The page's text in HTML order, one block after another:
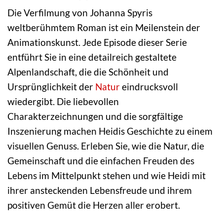
Die Verfilmung von Johanna Spyris
weltberühmtem Roman ist ein Meilenstein der
Animationskunst. Jede Episode dieser Serie
entführt Sie in eine detailreich gestaltete
Alpenlandschaft, die die Schönheit und
Ursprünglichkeit der Natureindrucksvoll
wiedergibt. Die liebevollen
Charakterzeichnungen und die sorgfältige
Inszenierung machen Heidis Geschichte zu einem
visuellen Genuss. Erleben Sie, wie die Natur, die
Gemeinschaft und die einfachen Freuden des
Lebens im Mittelpunkt stehen und wie Heidi mit
ihrer ansteckenden Lebensfreude und ihrem
positiven Gemüt die Herzen aller erobert.